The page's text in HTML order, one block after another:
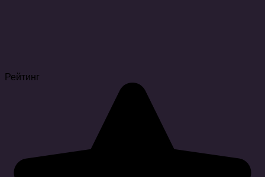
Рейтинг